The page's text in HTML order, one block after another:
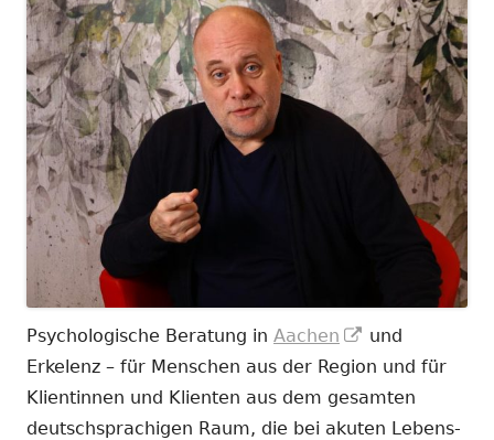
Psychologische Beratung in Aachen
In
neuem
Fenster
öffnen
und
Erkelenz – für Menschen aus der Region und für
Klientinnen und Klienten aus dem gesamten
deutschsprachigen Raum, die bei akuten Lebens-